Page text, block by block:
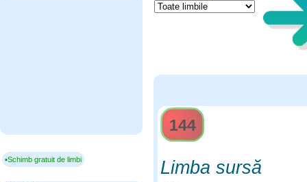
▪Schimb gratuit de limbi
144
Limba sursă